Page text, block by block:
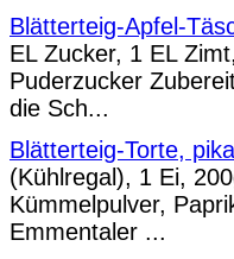
Blätterteig-Apfel-
EL Zucker, 1 EL
Puderzucker
die Sch...
Blätterteig-Torte,
(Kühlregal), 1 Ei,
Kümmelpulver,
Emmentaler ...